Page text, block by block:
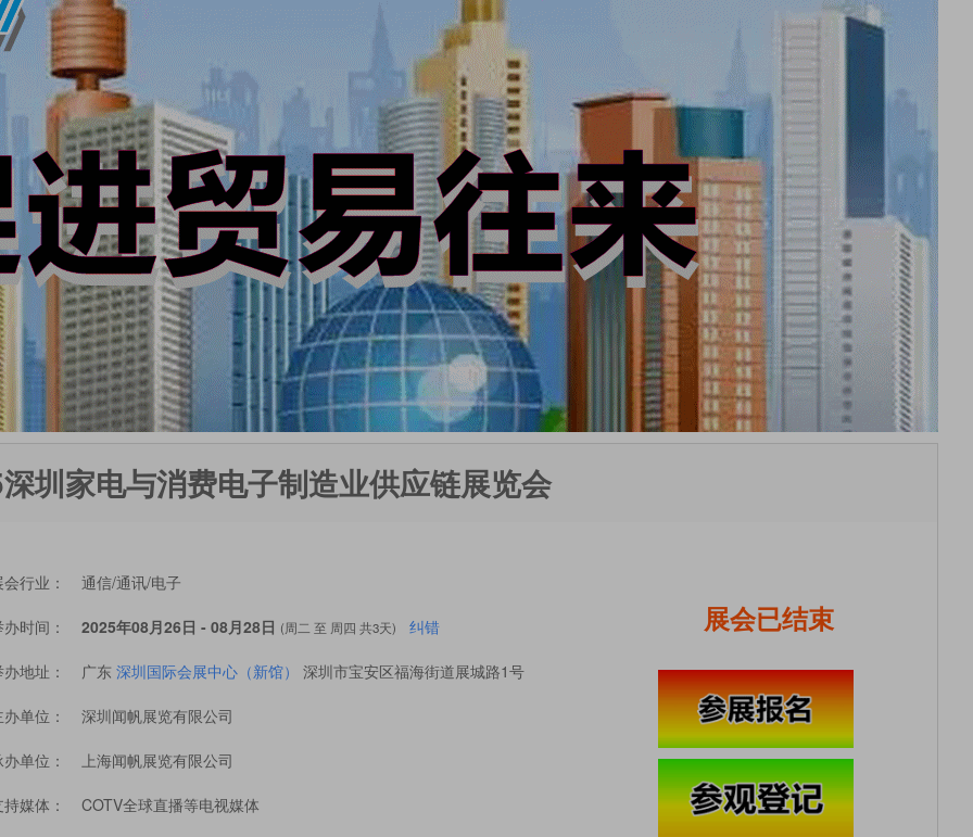
圳家电与消费电子制造业供应链展览会
行业： 通信/通讯/电子
时间： 2025年08月26日 - 08月28日 (周二 至 周四 共3天) 纠错
地址： 广东 深圳国际会展中心（新馆） 深圳市宝安区福海街道展城路1号
单位： 深圳闻帆展览有限公司
单位： 上海闻帆展览有限公司
媒体： COTV全球直播等电视媒体
展会已结束